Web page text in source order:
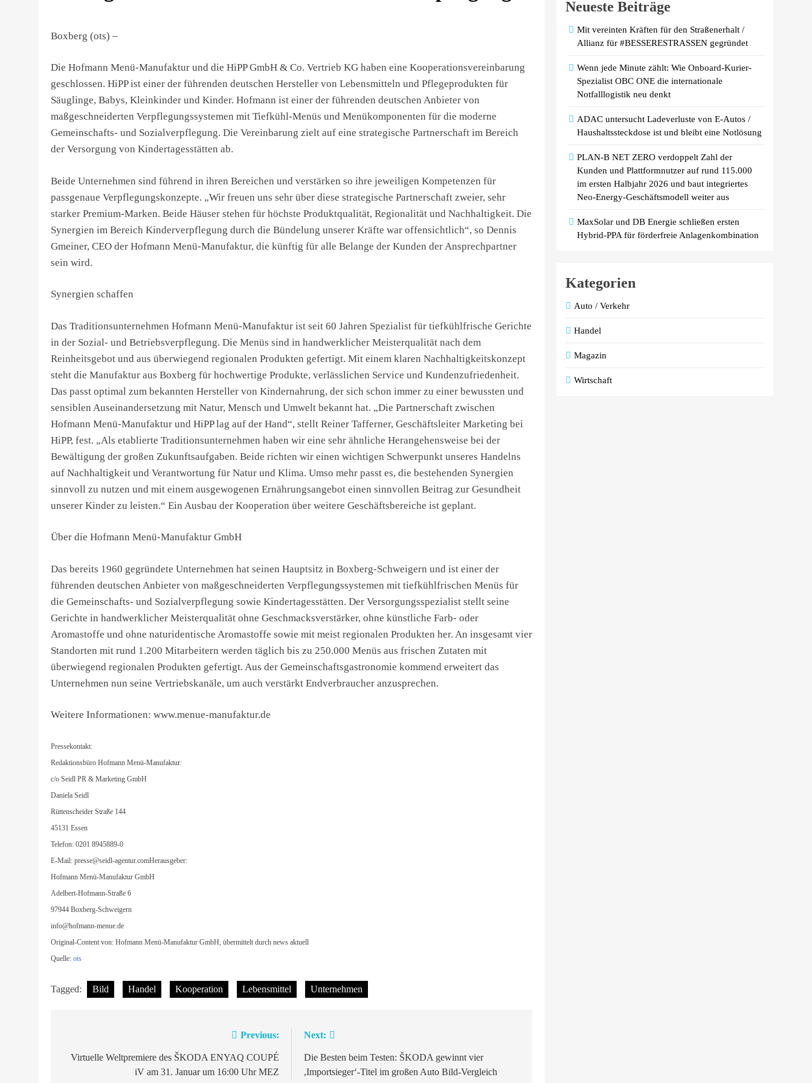
Boxberg (ots) –
Die Hofmann Menü-Manufaktur und die HiPP GmbH & Co. Vertrieb KG haben eine Kooperationsvereinbarung
geschlossen. HiPP ist einer der führenden deutschen Hersteller von Lebensmitteln und Pflegeprodukten für
Säuglinge, Babys, Kleinkinder und Kinder. Hofmann ist einer der führenden deutschen Anbieter von
maßgeschneiderten Verpflegungssystemen mit Tiefkühl-Menüs und Menükomponenten für die moderne
Gemeinschafts- und Sozialverpflegung. Die Vereinbarung zielt auf eine strategische Partnerschaft im Bereich
der Versorgung von Kindertagesstätten ab.
Beide Unternehmen sind führend in ihren Bereichen und verstärken so ihre jeweiligen Kompetenzen für
passgenaue Verpflegungskonzepte. „Wir freuen uns sehr über diese strategische Partnerschaft zweier, sehr
starker Premium-Marken. Beide Häuser stehen für höchste Produktqualität, Regionalität und Nachhaltigkeit. Die
Synergien im Bereich Kinderverpflegung durch die Bündelung unserer Kräfte war offensichtlich“, so Dennis
Gmeiner, CEO der Hofmann Menü-Manufaktur, die künftig für alle Belange der Kunden der Ansprechpartner
sein wird.
Synergien schaffen
Das Traditionsunternehmen Hofmann Menü-Manufaktur ist seit 60 Jahren Spezialist für tiefkühlfrische Gerichte
in der Sozial- und Betriebsverpflegung. Die Menüs sind in handwerklicher Meisterqualität nach dem
Reinheitsgebot und aus überwiegend regionalen Produkten gefertigt. Mit einem klaren Nachhaltigkeitskonzept
steht die Manufaktur aus Boxberg für hochwertige Produkte, verlässlichen Service und Kundenzufriedenheit.
Das passt optimal zum bekannten Hersteller von Kindernahrung, der sich schon immer zu einer bewussten und
sensiblen Auseinandersetzung mit Natur, Mensch und Umwelt bekannt hat. „Die Partnerschaft zwischen
Hofmann Menü-Manufaktur und HiPP lag auf der Hand“, stellt Reiner Tafferner, Geschäftsleiter Marketing bei
HiPP, fest. „Als etablierte Traditionsunternehmen haben wir eine sehr ähnliche Herangehensweise bei der
Bewältigung der großen Zukunftsaufgaben. Beide richten wir einen wichtigen Schwerpunkt unseres Handelns
auf Nachhaltigkeit und Verantwortung für Natur und Klima. Umso mehr passt es, die bestehenden Synergien
sinnvoll zu nutzen und mit einem ausgewogenen Ernährungsangebot einen sinnvollen Beitrag zur Gesundheit
unserer Kinder zu leisten.“ Ein Ausbau der Kooperation über weitere Geschäftsbereiche ist geplant.
Über die Hofmann Menü-Manufaktur GmbH
Das bereits 1960 gegründete Unternehmen hat seinen Hauptsitz in Boxberg-Schweigern und ist einer der
führenden deutschen Anbieter von maßgeschneiderten Verpflegungssystemen mit tiefkühlfrischen Menüs für
die Gemeinschafts- und Sozialverpflegung sowie Kindertagesstätten. Der Versorgungsspezialist stellt seine
Gerichte in handwerklicher Meisterqualität ohne Geschmacksverstärker, ohne künstliche Farb- oder
Aromastoffe und ohne naturidentische Aromastoffe sowie mit meist regionalen Produkten her. An insgesamt vier
Standorten mit rund 1.200 Mitarbeitern werden täglich bis zu 250.000 Menüs aus frischen Zutaten mit
überwiegend regionalen Produkten gefertigt. Aus der Gemeinschaftsgastronomie kommend erweitert das
Unternehmen nun seine Vertriebskanäle, um auch verstärkt Endverbraucher anzusprechen.
Weitere Informationen: www.menue-manufaktur.de
Pressekontakt:
Redaktionsbüro Hofmann Menü-Manufaktur:
c/o Seidl PR & Marketing GmbH
Daniela Seidl
Rüttenscheider Straße 144
45131 Essen
Telefon: 0201 8945889-0
E-Mail: presse@seidl-agentur.comHerausgeber:
Hofmann Menü-Manufaktur GmbH
Adelbert-Hofmann-Straße 6
97944 Boxberg-Schweigern
info@hofmann-menue.de
Original-Content von: Hofmann Menü-Manufaktur GmbH, übermittelt durch news aktuell
Quelle: ots
Tagged: Bild Handel Kooperation Lebensmittel Unternehmen
Previous:
Virtuelle Weltpremiere des ŠKODA ENYAQ COUPÉ
iV am 31. Januar um 16:00 Uhr MEZ
Next:
Die Besten beim Testen: ŠKODA gewinnt vier
,Importsieger‘-Titel im großen Auto Bild-Vergleich
Neueste Beiträge
Mit vereinten Kräften für den Straßenerhalt /
Allianz für #BESSERESTRASSEN gegründet
Wenn jede Minute zählt: Wie Onboard-Kurier-
Spezialist OBC ONE die internationale
Notfalllogistik neu denkt
ADAC untersucht Ladeverluste von E-Autos /
Haushaltssteckdose ist und bleibt eine Notlösung
PLAN-B NET ZERO verdoppelt Zahl der
Kunden und Plattformnutzer auf rund 115.000
im ersten Halbjahr 2026 und baut integriertes
Neo-Energy-Geschäftsmodell weiter aus
MaxSolar und DB Energie schließen ersten
Hybrid-PPA für förderfreie Anlagenkombination
Kategorien
Auto / Verkehr
Handel
Magazin
Wirtschaft